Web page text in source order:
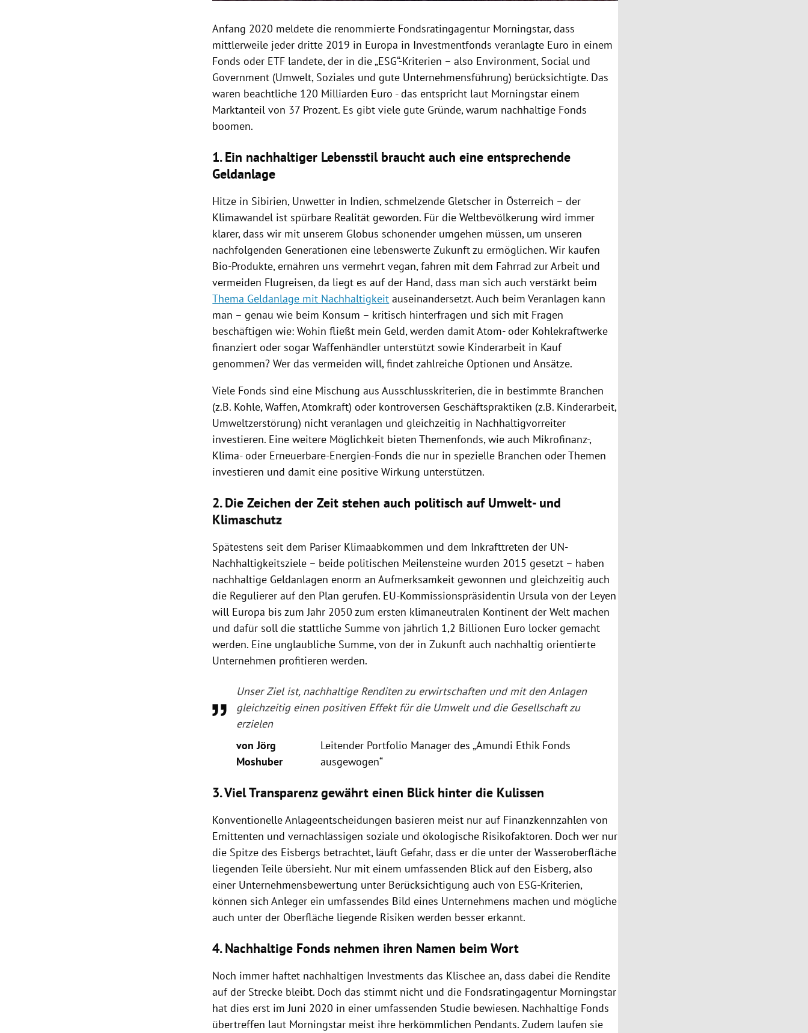
Anfang 2020 meldete die renommierte Fondsratingagentur Morningstar, dass
mittlerweile jeder dritte 2019 in Europa in Investmentfonds veranlagte Euro in einem
Fonds oder ETF landete, der in die „ESG“-Kriterien – also Environment, Social und
Government (Umwelt, Soziales und gute Unternehmensführung) berücksichtigte. Das
waren beachtliche 120 Milliarden Euro - das entspricht laut Morningstar einem
Marktanteil von 37 Prozent. Es gibt viele gute Gründe, warum nachhaltige Fonds
boomen.
1. Ein nachhaltiger Lebensstil braucht auch eine entsprechende
Geldanlage
Hitze in Sibirien, Unwetter in Indien, schmelzende Gletscher in Österreich – der
Klimawandel ist spürbare Realität geworden. Für die Weltbevölkerung wird immer
klarer, dass wir mit unserem Globus schonender umgehen müssen, um unseren
nachfolgenden Generationen eine lebenswerte Zukunft zu ermöglichen. Wir kaufen
Bio-Produkte, ernähren uns vermehrt vegan, fahren mit dem Fahrrad zur Arbeit und
vermeiden Flugreisen, da liegt es auf der Hand, dass man sich auch verstärkt beim
Thema Geldanlage mit Nachhaltigkeit auseinandersetzt. Auch beim Veranlagen kann
man – genau wie beim Konsum – kritisch hinterfragen und sich mit Fragen
beschäftigen wie: Wohin fließt mein Geld, werden damit Atom- oder Kohlekraftwerke
finanziert oder sogar Waffenhändler unterstützt sowie Kinderarbeit in Kauf
genommen? Wer das vermeiden will, findet zahlreiche Optionen und Ansätze.
Viele Fonds sind eine Mischung aus Ausschlusskriterien, die in bestimmte Branchen
(z.B. Kohle, Waffen, Atomkraft) oder kontroversen Geschäftspraktiken (z.B. Kinderarbeit,
Umweltzerstörung) nicht veranlagen und gleichzeitig in Nachhaltigvorreiter
investieren. Eine weitere Möglichkeit bieten Themenfonds, wie auch Mikrofinanz-,
Klima- oder Erneuerbare-Energien-Fonds die nur in spezielle Branchen oder Themen
investieren und damit eine positive Wirkung unterstützen.
2. Die Zeichen der Zeit stehen auch politisch auf Umwelt- und
Klimaschutz
Spätestens seit dem Pariser Klimaabkommen und dem Inkrafttreten der UN-
Nachhaltigkeitsziele – beide politischen Meilensteine wurden 2015 gesetzt – haben
nachhaltige Geldanlagen enorm an Aufmerksamkeit gewonnen und gleichzeitig auch
die Regulierer auf den Plan gerufen. EU-Kommissionspräsidentin Ursula von der Leyen
will Europa bis zum Jahr 2050 zum ersten klimaneutralen Kontinent der Welt machen
und dafür soll die stattliche Summe von jährlich 1,2 Billionen Euro locker gemacht
werden. Eine unglaubliche Summe, von der in Zukunft auch nachhaltig orientierte
Unternehmen profitieren werden.
Unser Ziel ist, nachhaltige Renditen zu erwirtschaften und mit den Anlagen
gleichzeitig einen positiven Effekt für die Umwelt und die Gesellschaft zu
erzielen
von Jörg
Moshuber
Leitender Portfolio Manager des „Amundi Ethik Fonds
ausgewogen“
3. Viel Transparenz gewährt einen Blick hinter die Kulissen
Konventionelle Anlageentscheidungen basieren meist nur auf Finanzkennzahlen von
Emittenten und vernachlässigen soziale und ökologische Risikofaktoren. Doch wer nur
die Spitze des Eisbergs betrachtet, läuft Gefahr, dass er die unter der Wasseroberfläche
liegenden Teile übersieht. Nur mit einem umfassenden Blick auf den Eisberg, also
einer Unternehmensbewertung unter Berücksichtigung auch von ESG-Kriterien,
können sich Anleger ein umfassendes Bild eines Unternehmens machen und mögliche
auch unter der Oberfläche liegende Risiken werden besser erkannt.
4. Nachhaltige Fonds nehmen ihren Namen beim Wort
Noch immer haftet nachhaltigen Investments das Klischee an, dass dabei die Rendite
auf der Strecke bleibt. Doch das stimmt nicht und die Fondsratingagentur Morningstar
hat dies erst im Juni 2020 in einer umfassenden Studie bewiesen. Nachhaltige Fonds
übertreffen laut Morningstar meist ihre herkömmlichen Pendants. Zudem laufen sie